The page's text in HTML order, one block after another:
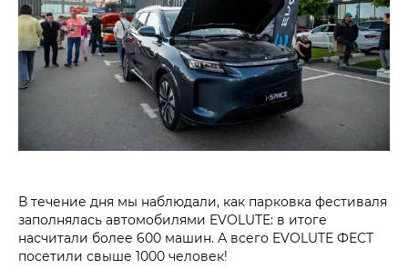
В течение дня мы наблюдали, как парковка фестиваля
заполнялась автомобилями EVOLUTE: в итоге
насчитали более 600 машин. А всего EVOLUTE ФЕСТ
посетили свыше 1000 человек!